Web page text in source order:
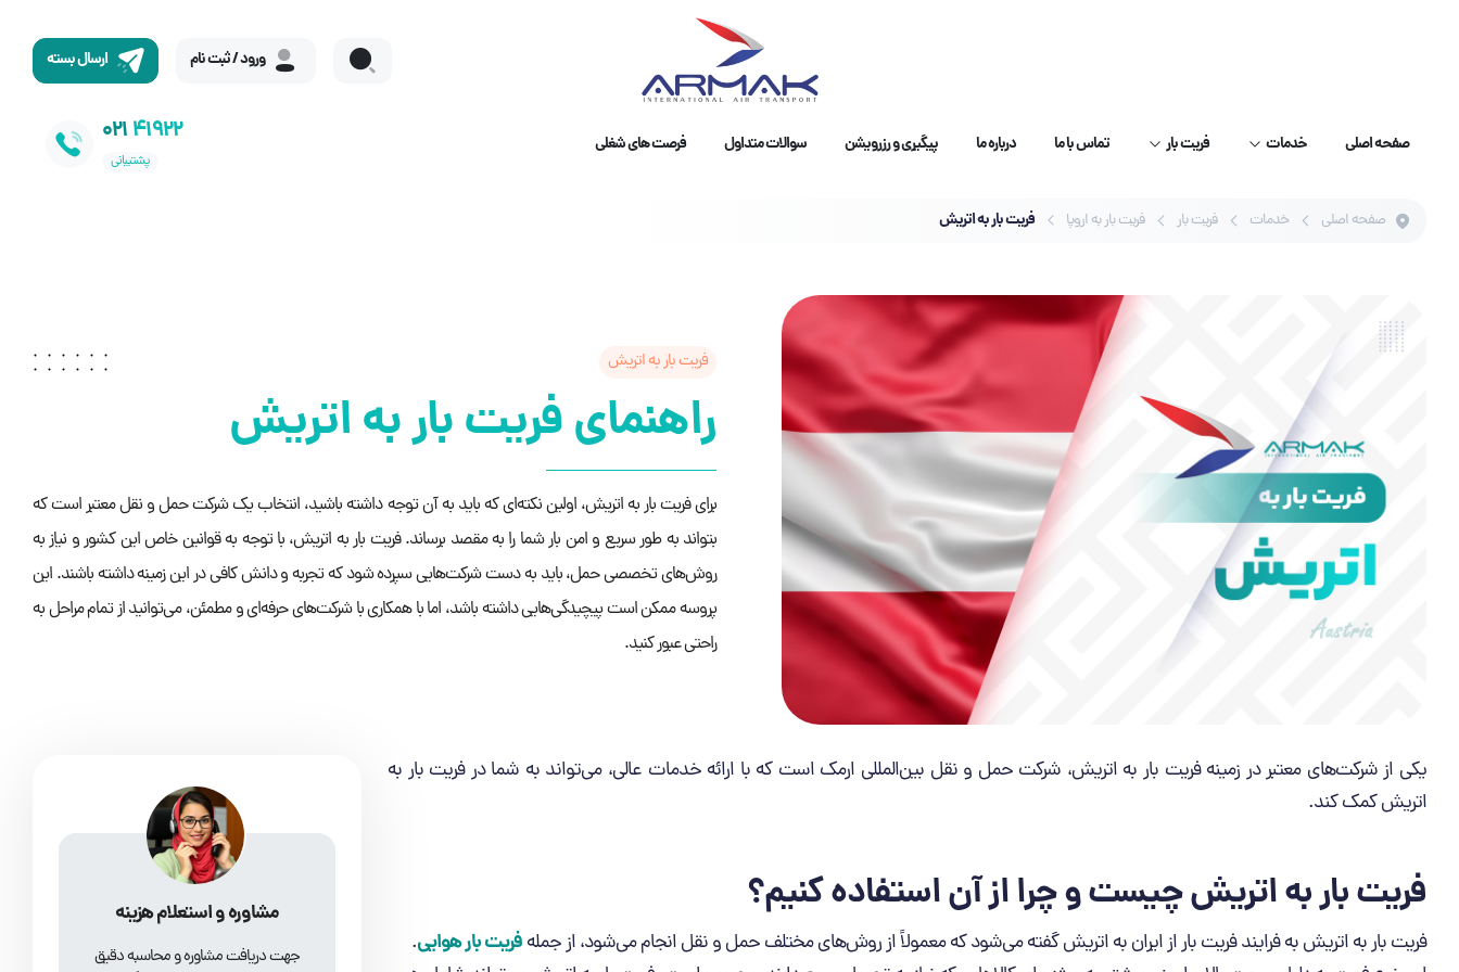
ورود / ثبت نام ارسال بسته
صفحه اصلی خدمات فریت بار تماس با ما درباره ما پیگیری و رزرویشن سوالات متداول فرصت های شغلی 02141922
پشتیبانی
صفحه اصلی خدمات فریت بار فریت بار به اروپا فریت بار به اتریش
فریت بار به اتریش
راهنمای فریت بار به اتریش
برای فریت بار به اتریش، اولین نکته‌ای که باید به آن توجه داشته باشید، انتخاب یک شرکت حمل و نقل معتبر است که
بتواند به طور سریع و امن بار شما را به مقصد برساند. فریت بار به اتریش، با توجه به قوانین خاص این کشور و نیاز به
روش‌های تخصصی حمل، باید به دست شرکت‌هایی سپرده شود که تجربه و دانش کافی در این زمینه داشته باشند. این
پروسه ممکن است پیچیدگی‌هایی داشته باشد، اما با همکاری با شرکت‌های حرفه‌ای و مطمئن، می‌توانید از تمام مراحل به
راحتی عبور کنید.
یکی از شرکت‌های معتبر در زمینه فریت بار به اتریش، شرکت حمل و نقل بین‌المللی ارمک است که با ارائه خدمات عالی، می‌تواند به شما در فریت بار به
اتریش کمک کند.
فریت بار به اتریش چیست و چرا از آن استفاده کنیم؟
فریت بار به اتریش به فرایند فریت بار از ایران به اتریش گفته می‌شود که معمولاً از روش‌های مختلف حمل و نقل انجام می‌شود، از جملهفریت بار هوایی.
مشاوره و استعلام هزینه
جهت دریافت مشاوره و محاسبه دقیق